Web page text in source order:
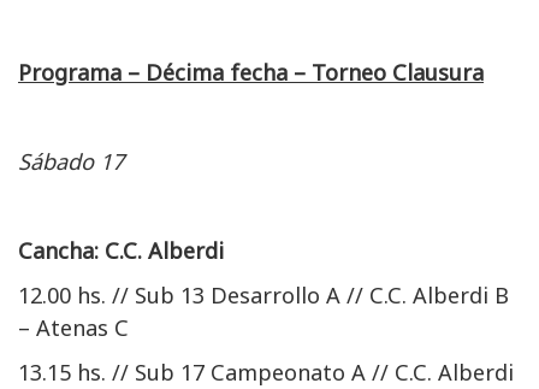
Programa – Décima fecha – Torneo Clausura
Sábado 17
Cancha: C.C. Alberdi
12.00 hs. // Sub 13 Desarrollo A // C.C. Alberdi B
– Atenas C
13.15 hs. // Sub 17 Campeonato A // C.C. Alberdi